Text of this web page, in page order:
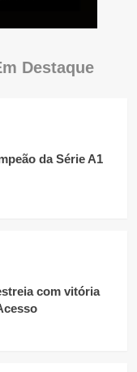
Destaque
da Série A1
com vitória